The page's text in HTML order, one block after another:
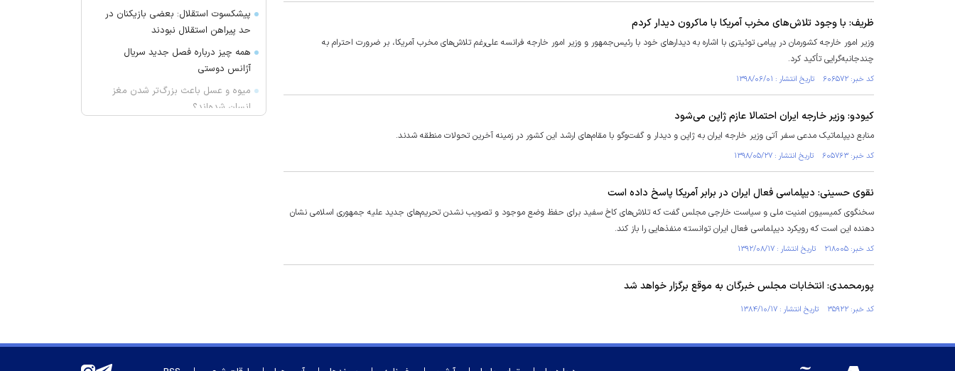
ظریف: با وجود تلاش‌های مخرب آمریکا با ماکرون دیدار کردم
وزیر امور خارجه کشورمان در پیامی توئیتری با اشاره به دیدارهای خود با رئیس‌جمهور و وزیر امور خارجه فرانسه علی‌رغم تلاش‌های مخرب آمریکا، بر ضرورت احترام به
چندجانبه‌گرایی تأکید کرد.
کد خبر: ۶۰۶۵۷۲ تاریخ انتشار : ۱۳۹۸/۰۶/۰۱
کیودو: وزیر خارجه ایران احتمالا عازم ژاپن می‌شود
منابع دیپلماتیک مدعی سفر آتی وزیر خارجه ایران به ژاپن و دیدار و گفت‌و‌گو با مقام‌های ارشد این کشور در زمینه آخرین تحولات منطقه شدند.
کد خبر: ۶۰۵۷۶۳ تاریخ انتشار : ۱۳۹۸/۰۵/۲۷
نقوی حسینی: دیپلماسی فعال ایران در برابر آمریکا پاسخ داده است
سخنگوی کمیسیون امنیت ملی و سیاست خارجی مجلس گفت که تلاش‌های کاخ سفید برای حفظ وضع موجود و تصویب نشدن تحریم‌های جدید علیه جمهوری اسلامی نشان
دهنده این است که رویکرد دیپلماسی فعال ایران توانسته منفذ‌هایی را باز کند.
کد خبر: ۲۱۸۰۰۵ تاریخ انتشار : ۱۳۹۲/۰۸/۱۷
پورمحمدی: انتخابات مجلس خبرگان به موقع برگزار خواهد شد
کد خبر: ۳۵۹۲۲ تاریخ انتشار : ۱۳۸۴/۱۰/۱۷
پیشکسوت استقلال: بعضی بازیکنان در
حد پیراهن استقلال نبودند
همه چیز درباره فصل جدید سریال
آژانس دوستی
میوه و عسل باعث بزرگ‌تر شدن مغز
انسان شده‌اند؟
راهنمای خرید + نکات
عراقچی: توافق با عمان نزدیک است/